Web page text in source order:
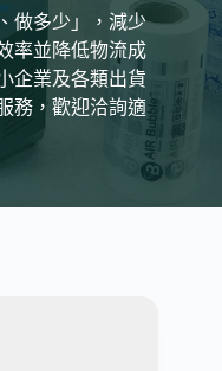
做多少」，減少
率並降低物流成
企業及各類出貨
務，歡迎洽詢適